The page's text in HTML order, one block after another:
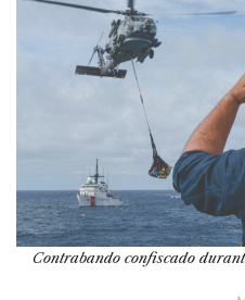
Contrabando confiscado